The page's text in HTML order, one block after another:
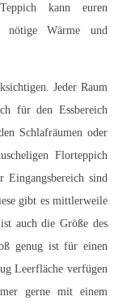
kann euren
nötige Wärme und
Jeder Raum
für den Essbereich
Schlafräumen oder
Florteppich
Eingangsbereich sind
gibt es mittlerweile
auch die Größe des
genug ist für einen
Leerfläche verfügen
gerne mit einem